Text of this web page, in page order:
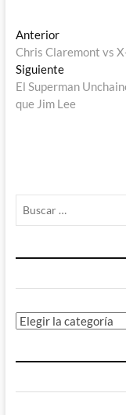
Navegación
de
entradas
AnteriorEntrada
anterior:
Chris Claremont vs
SiguienteEntrada
siguiente:
El Superman
que Jim Lee
Categorías